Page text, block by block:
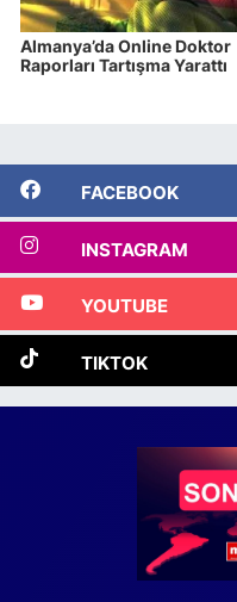
Almanya’da Online Doktor
Raporları Tartışma Yarattı
FACEBOOK
INSTAGRAM
YOUTUBE
TIKTOK